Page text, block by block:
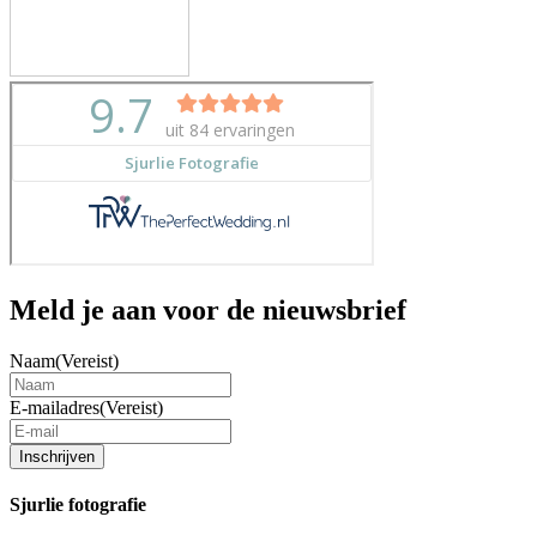
Meld je aan voor de nieuwsbrief
Naam(Vereist)
E-mailadres(Vereist)
Inschrijven
Sjurlie fotografie